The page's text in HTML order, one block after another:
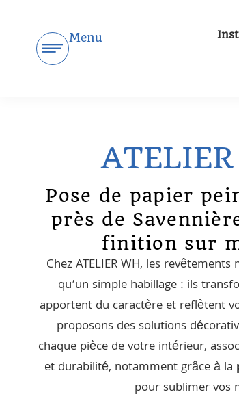
Menu
Pose de papier
près de
finition sur
Chez ATELIER WH, les
qu’un simple habillage : ils
apportent du caractère et reflètent
proposons des solutions
chaque pièce de votre intérieur,
et durabilité, notamment grâce à la
pour sublimer vos